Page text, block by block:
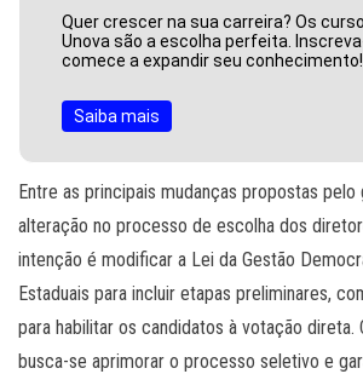
Quer crescer na sua carreira? Os
Unova são a escolha perfeita.
comece a expandir seu conhecimento!
Saiba mais
Entre as principais mudanças propostas
alteração no processo de escolha dos
intenção é modificar a Lei da Gestão
Estaduais para incluir etapas preliminares,
para habilitar os candidatos à votação direta.
busca-se aprimorar o processo seletivo e